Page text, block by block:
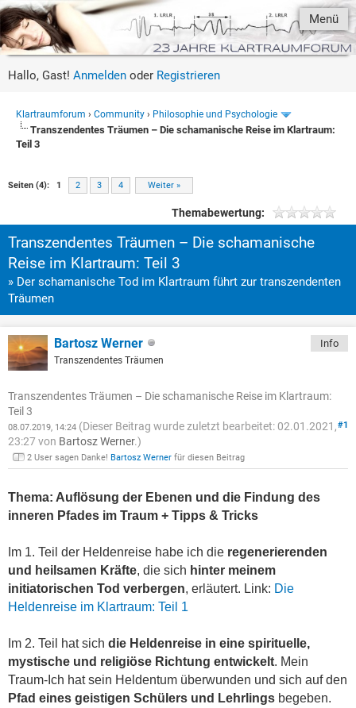
Menü
Hallo, Gast! Anmelden oder Registrieren
Klartraumforum › Community › Philosophie und Psychologie
Transzendentes Träumen – Die schamanische Reise im Klartraum:
Teil 3
Seiten (4): 1 2 3 4 Weiter »
Themabewertung:
Transzendentes Träumen – Die schamanische
Reise im Klartraum: Teil 3
» Der schamanische Tod im Klartraum führt zur transzendenten
Träumen
Bartosz Werner
Transzendentes Träumen
Info
Transzendentes Träumen – Die schamanische Reise im Klartraum:
Teil 3
#1
08.07.2019, 14:24 (Dieser Beitrag wurde zuletzt bearbeitet: 02.01.2021,
23:27 von Bartosz Werner.)
2 User sagen Danke! Bartosz Werner für diesen Beitrag
Thema: Auflösung der Ebenen und die Findung des
inneren Pfades im Traum + Tipps & Tricks
Im 1. Teil der Heldenreise habe ich die regenerierenden
und heilsamen Kräfte, die sich hinter meinem
initiatorischen Tod verbergen, erläutert. Link: Die
Heldenreise im Klartraum: Teil 1
Im 2. Teil hat sich die Heldenreise in eine spirituelle,
mystische und religiöse Richtung entwickelt. Mein
Traum-Ich hat sein Heldentum überwunden und sich auf den
Pfad eines geistigen Schülers und Lehrlings begeben.